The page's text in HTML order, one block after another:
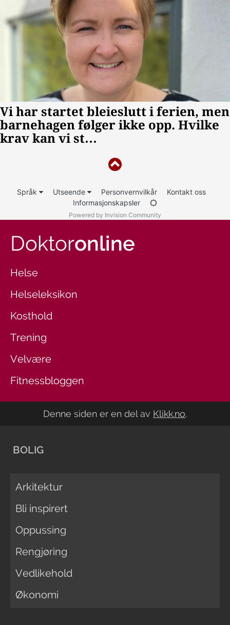
Språk Utseende Personvernvilkår
Kontakt oss
Informasjonskapsler
Powered by Invision Community
Doktoronline
Helse
Helseleksikon
Kosthold
Trening
Velvære
Fitnessbloggen
Denne siden er en del av Klikk.no.
BOLIG
Arkitektur
Bli inspirert
Oppussing
Rengjøring
Vedlikehold
Økonomi